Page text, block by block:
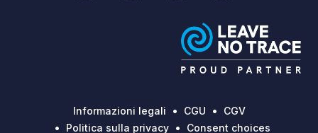
Informazioni legali CGU
CGV
Politica sulla privacy
Consent choices